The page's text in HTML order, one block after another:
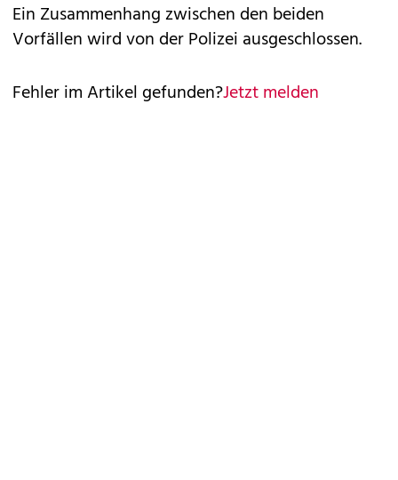
Ein Zusammenhang zwischen den beiden
Vorfällen wird von der Polizei ausgeschlossen.
Fehler im Artikel gefunden?Jetzt melden